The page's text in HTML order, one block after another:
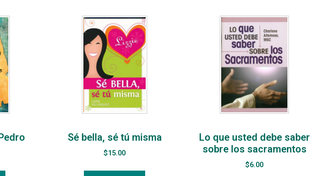
Sé bella, sé tú misma
$15.00
Lo que usted debe saber
sobre los sacramentos
$6.00